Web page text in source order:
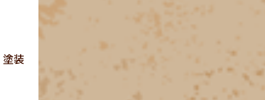
塗装